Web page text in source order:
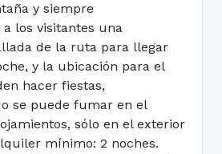
y siempre
los visitantes una
de la ruta para llegar
y la ubicación para el
hacer fiestas,
se puede fumar en el
sólo en el exterior
mínimo: 2 noches.